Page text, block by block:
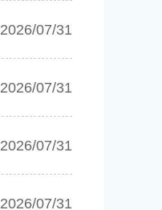
2026/07/31
2026/07/31
2026/07/31
2026/07/31